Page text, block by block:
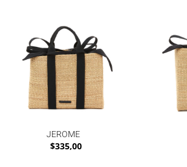
JEROME
$335,00